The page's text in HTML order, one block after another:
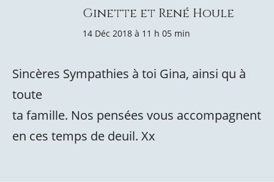
Ginette et René Houle
14 Déc 2018 à 11 h 05 min
Sincères Sympathies à toi Gina, ainsi qu à
toute
ta famille. Nos pensées vous accompagnent
en ces temps de deuil. Xx